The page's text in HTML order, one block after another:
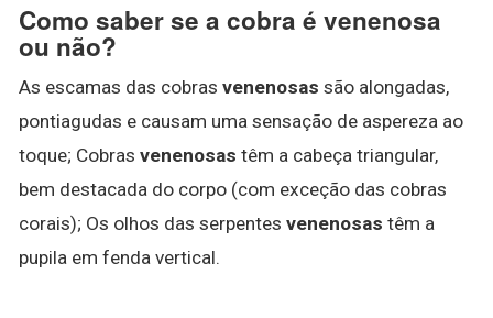
Como saber se a cobra é venenosa
ou não?
As escamas das cobras venenosas são alongadas,
pontiagudas e causam uma sensação de aspereza ao
toque; Cobras venenosas têm a cabeça triangular,
bem destacada do corpo (com exceção das cobras
corais); Os olhos das serpentes venenosas têm a
pupila em fenda vertical.